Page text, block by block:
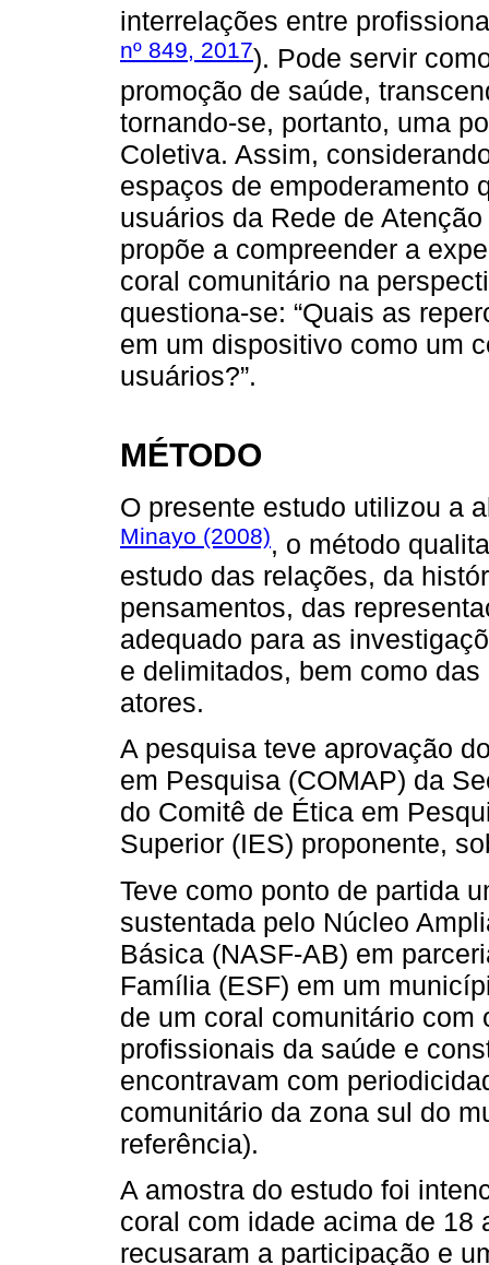
interrelações entre
nº 849, 2017). Pode servir
promoção de saúde,
tornando-se, portanto, uma
Coletiva. Assim,
espaços de empoderamento
usuários da Rede de
propõe a compreender a
coral comunitário na
questiona-se: “Quais as
em um dispositivo como um
usuários?”.
MÉTODO
O presente estudo utilizou a
Minayo (2008), o método
estudo das relações, da
pensamentos, das
adequado para as
e delimitados, bem como
atores.
A pesquisa teve aprovação
em Pesquisa (COMAP) da
do Comitê de Ética em
Superior (IES) proponente,
Teve como ponto de partida
sustentada pelo Núcleo
Básica (NASF-AB) em
Família (ESF) em um
de um coral comunitário
profissionais da saúde e
encontravam com
comunitário da zona sul do
referência).
A amostra do estudo foi
coral com idade acima de 18
recusaram a participação e